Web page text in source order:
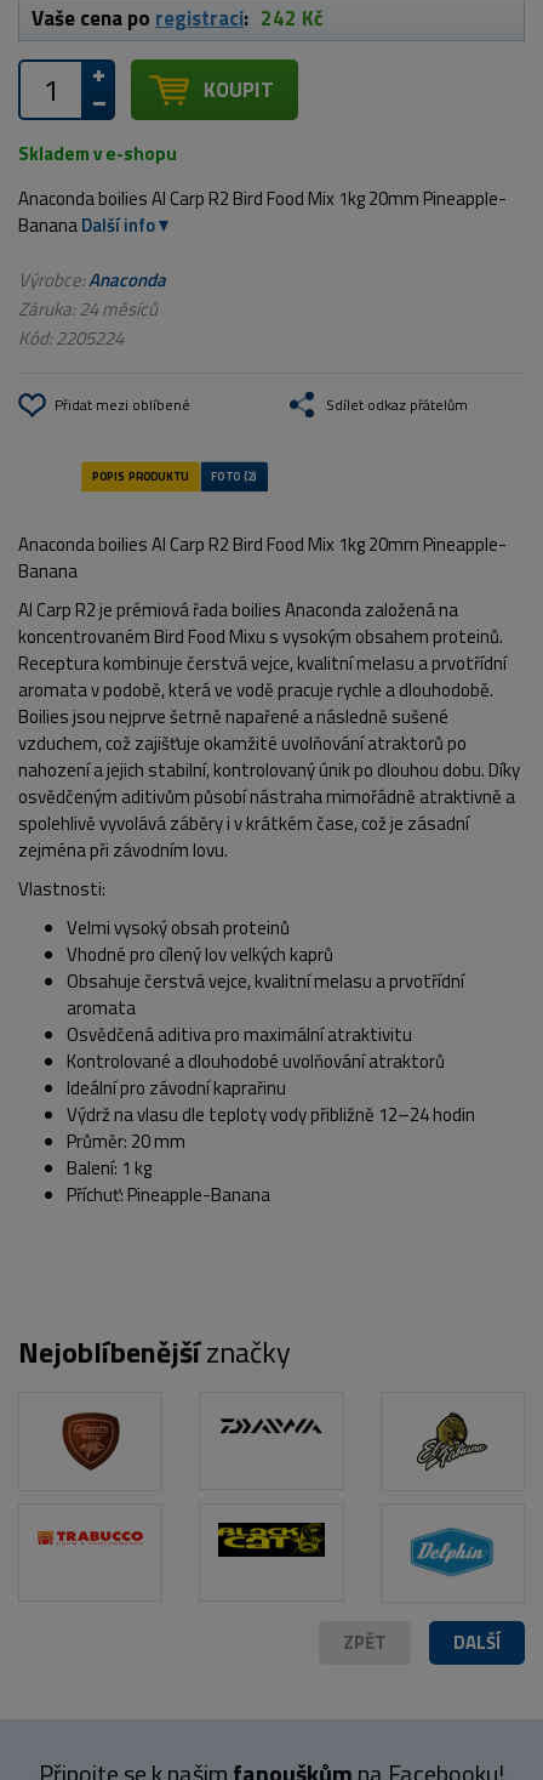
Vaše cena po registraci: 242 Kč
KOUPIT
Skladem v e-shopu
Anaconda boilies AI Carp R2 Bird Food Mix 1kg 20mm Pineapple-
BananaDalší info
Výrobce:Anaconda
Záruka: 24 měsíců
Kód:2205224
Přidat mezi oblíbené Sdílet odkaz přátelům
POPIS PRODUKTU FOTO (2)
Anaconda boilies AI Carp R2 Bird Food Mix 1kg 20mm Pineapple-
Banana
AI Carp R2 je prémiová řada boilies Anaconda založená na
koncentrovaném Bird Food Mixu s vysokým obsahem proteinů.
Receptura kombinuje čerstvá vejce, kvalitní melasu a prvotřídní
aromata v podobě, která ve vodě pracuje rychle a dlouhodobě.
Boilies jsou nejprve šetrně napařené a následně sušené
vzduchem, což zajišťuje okamžité uvolňování atraktorů po
nahození a jejich stabilní, kontrolovaný únik po dlouhou dobu. Díky
osvědčeným aditivům působí nástraha mimořádně atraktivně a
spolehlivě vyvolává záběry i v krátkém čase, což je zásadní
zejména při závodním lovu.
Vlastnosti:
Velmi vysoký obsah proteinů
Vhodné pro cílený lov velkých kaprů
Obsahuje čerstvá vejce, kvalitní melasu a prvotřídní
aromata
Osvědčená aditiva pro maximální atraktivitu
Kontrolované a dlouhodobé uvolňování atraktorů
Ideální pro závodní kaprařinu
Výdrž na vlasu dle teploty vody přibližně 12–24 hodin
Průměr: 20 mm
Balení: 1 kg
Příchuť: Pineapple-Banana
Nejoblíbenějšíznačky
DALŠÍ
ZPĚT